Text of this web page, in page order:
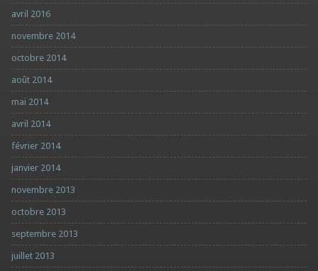
avril 2016
novembre 2014
octobre 2014
août 2014
mai 2014
avril 2014
février 2014
janvier 2014
novembre 2013
octobre 2013
septembre 2013
juillet 2013